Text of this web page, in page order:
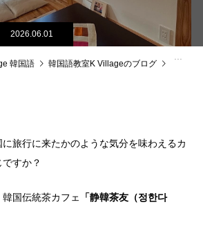
2026.06.01
韓国語 韓国語教室K Villageのブログ
旅行に来たかのような気分を味わえるカ
すか？
国伝統茶カフェ
「静韓茶友（정한다